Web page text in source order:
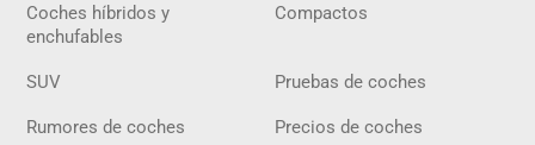
Coches híbridos y
enchufables
Compactos
SUV Pruebas de coches
Rumores de coches Precios de coches